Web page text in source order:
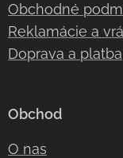
Obchodné
Reklamácie a
Doprava a platba
Obchod
O nas